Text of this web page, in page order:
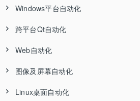
编写测试场景文件
使用 JavaScript 实现 BDD 自动化
使用 Python 开发 BDD 项目
开发 Pytest 项目
编辑JavaScript文件
编辑Python文件
Python项目演练
演练：创建Qt自动化测试项目
Javascript项目演练
Windows录制选项
Electron录制选项
ATK录制选项
录制中添加检查点
文本模式
场景编辑
步骤编辑
剧本示例表
标签与过滤
代码工具箱
智能提示和自动完成
场景中的变量传递
自定义配置文件
选项配置
HOWTO：解决对象不存在问题
代码开发
命令行工具
Windows平台自动化
基本操作API
Windows的识别属性
对象操作API
通用控件方法
获取对象API
跨平台Qt自动化
跨平台Qt录制基础
Qt应用的启动
Qt的识别属性
Web自动化
开始Web自动化测试
Web自动化演示脚本
图像及屏幕自动化
模拟桌面操作API
Linux桌面自动化